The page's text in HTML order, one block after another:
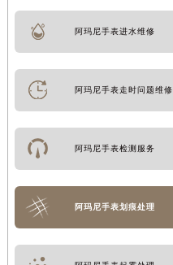
阿玛尼手表进水维修
阿玛尼手表走时问题维修
阿玛尼手表检测服务
阿玛尼手表划痕处理